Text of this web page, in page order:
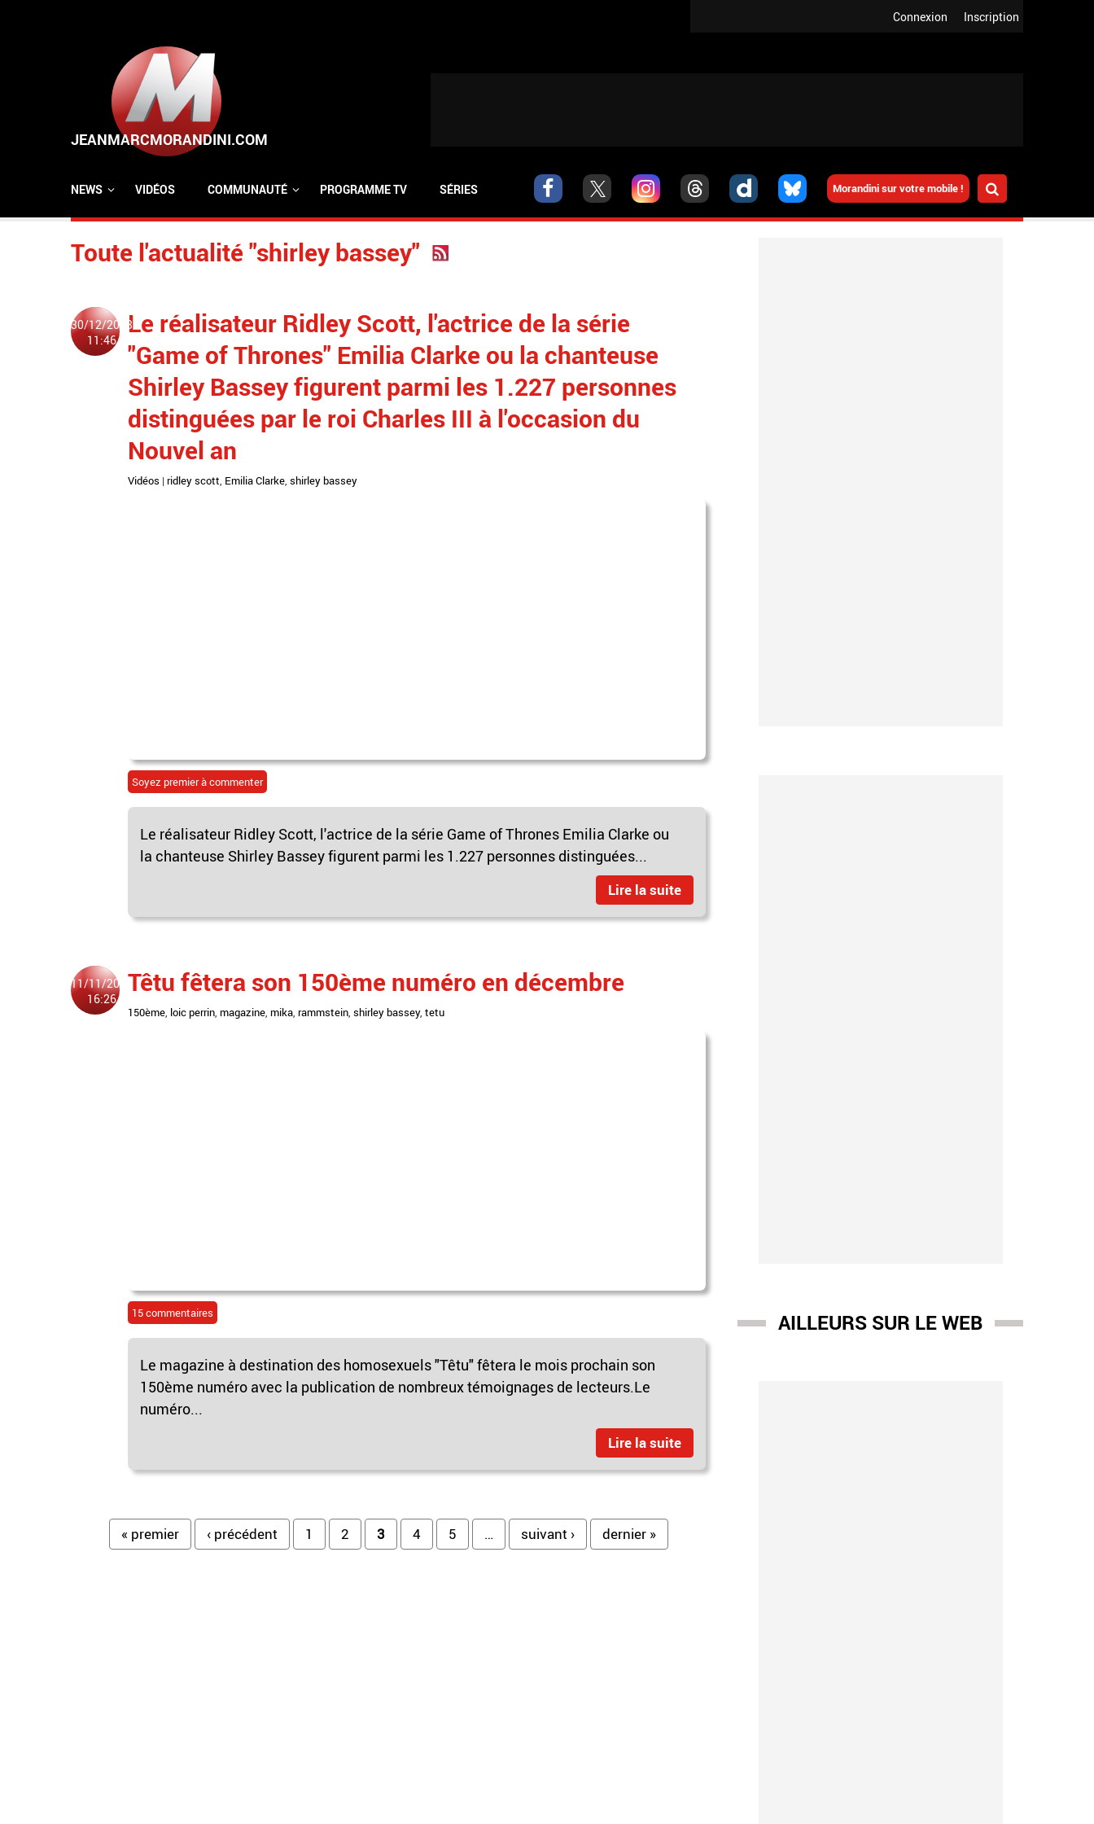
Inscription
Connexion
Morandini sur votre mobile !
NEWS VIDÉOS COMMUNAUTÉ PROGRAMME TV SÉRIES
Toute l'actualité "shirley bassey"
30/12/2023
11:46
Le réalisateur Ridley Scott, l'actrice de la série
"Game of Thrones" Emilia Clarke ou la chanteuse
Shirley Bassey figurent parmi les 1.227 personnes
distinguées par le roi Charles III à l'occasion du
Nouvel an
Vidéos | ridley scott, Emilia Clarke, shirley bassey
Soyez premier à commenter
Le réalisateur Ridley Scott, l'actrice de la série Game of Thrones Emilia Clarke ou
la chanteuse Shirley Bassey figurent parmi les 1.227 personnes distinguées...
Lire la suite
11/11/2009
16:26
Têtu fêtera son 150ème numéro en décembre
150ème loic perrin magazine mika rammstein shirley bassey, tetu
15 commentaires
Le magazine à destination des homosexuels "Têtu" fêtera le mois prochain son
150ème numéro avec la publication de nombreux témoignages de lecteurs.Le
numéro...
Lire la suite
Pages
« premier ‹ précédent 1 2 3 4 5 … suivant › dernier »
AILLEURS SUR LE WEB